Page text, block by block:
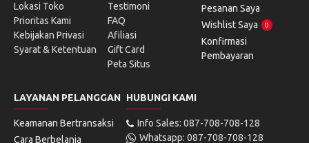
Lokasi Toko
Prioritas Kami
Kebijakan Privasi
Syarat & Ketentuan
Testimoni
FAQ
Afiliasi
Gift Card
Peta Situs
Pesanan Saya
Wishlist Saya
0
Konfirmasi
Pembayaran
LAYANAN PELANGGAN
Keamanan Bertransaksi
Cara Berbelanja
HUBUNGI KAMI
Info Sales: 087-708-708-128
Whatsapp: 087-708-708-128